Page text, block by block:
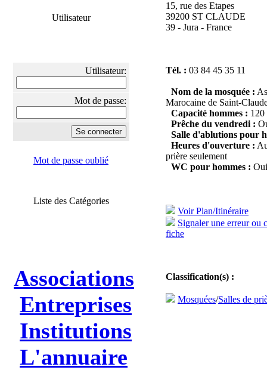
Utilisateur
Utilisateur:
Mot de passe:
Mot de passe oublié
Liste des Catégories
Associations
Entreprises
Institutions
L'annuaire
15, rue des Etapes
39200 ST CLAUDE
39 - Jura - France
Tél. : 03 84 45 35 11
Nom de la mosquée :
Marocaine de Saint-
Capacité hommes : 120
Prêche du vendredi :
Salle d'ablutions pour
Heures d'ouverture :
prière seulement
WC pour hommes : Oui
Voir Plan/Itinéraire
Signaler une erreur ou
fiche
Classification(s) :
Mosquées/Salles de